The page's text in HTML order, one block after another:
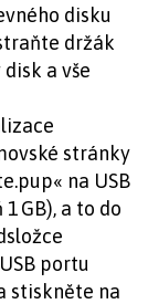
disku
držák
a vše
stránky
na USB
GB), a to do
portu
stiskněte na